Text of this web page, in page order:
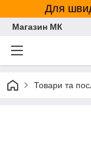
Для
Магазин МК
Товари та